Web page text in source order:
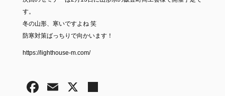
す。
冬の山形、寒いですよね 笑
防寒対策ばっちりで向かいます！
https://lighthouse-m.com/